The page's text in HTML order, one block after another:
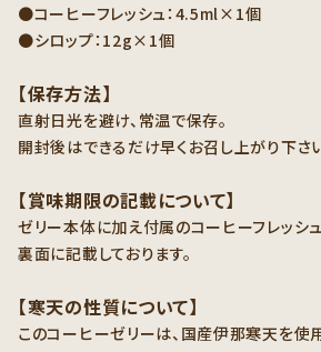
●コーヒーフレッシュ：4.5ml×1個
●シロップ：12g×1個
【保存方法】
直射日光を避け、常温で保存。
開封後はできるだけ早くお召し上がり下さい
【賞味期限の記載について】
ゼリー本体に加え付属のコーヒーフレッシ
裏面に記載しております。
【寒天の性質について】
このコーヒーゼリーは、国産伊那寒天を使